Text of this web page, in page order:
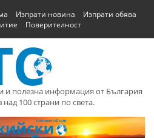
Изпрати новина
Изпрати обява
Поверителност
и полезна информация от България
над 100 страни по света.